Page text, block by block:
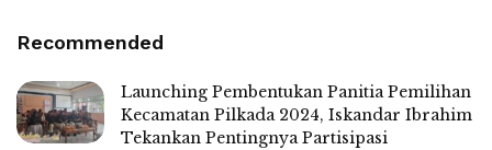
Recommended
Launching Pembentukan Panitia Pemilihan
Kecamatan Pilkada 2024, Iskandar Ibrahim
Tekankan Pentingnya Partisipasi